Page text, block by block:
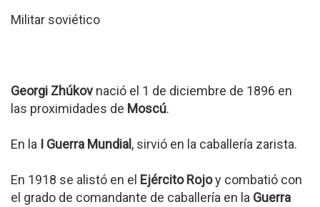
Militar soviético
Georgi Zhúkovnació el 1 de diciembre de 1896 en
las proximidades de Moscú.
En la I Guerra Mundial , sirvió en la caballería zarista.
En 1918 se alistó en el Ejército Rojoy combatió con
el grado de comandante de caballería en la Guerra